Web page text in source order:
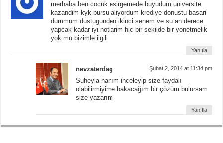
merhaba ben cocuk esirgemede buyudum universite
kazandim kyk bursu aliyordum krediye donustu basari
durumum dustugunden ikinci senem ve su an derece
yapcak kadar iyi notlarim hic bir sekilde bir yonetmelik
yok mu bizimle ilgili
Yanıtla
nevzaterdag Şubat 2, 2014 at 11:34 pm
Suheyla hanım inceleyip size faydalı
olabilirmiyime bakacağım bir çözüm bulursam
size yazarım
Yanıtla